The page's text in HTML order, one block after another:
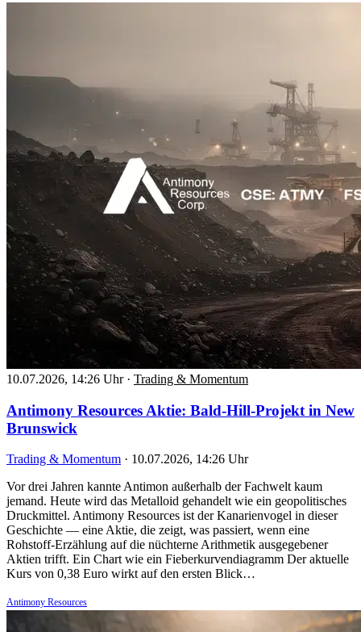
10.07.2026, 14:26 Uhr · Trading & Momentum
Antimony Resources Aktie: Bald-Hill-Projekt in New
Brunswick
Trading & Momentum · 10.07.2026, 14:26 Uhr
Vor drei Jahren kannte Antimon außerhalb der Fachwelt kaum
jemand. Heute wird das Metalloid gehandelt wie ein geopolitisches
Druckmittel. Antimony Resources ist der Kanarienvogel in dieser
Geschichte — eine Aktie, die zeigt, was passiert, wenn eine
Rohstoff-Erzählung auf die nüchterne Arithmetik ausgegebener
Aktien trifft. Ein Chart wie ein Fieberkurvendiagramm Der aktuelle
Kurs von 0,38 Euro wirkt auf den ersten Blick…
Antimony Resources